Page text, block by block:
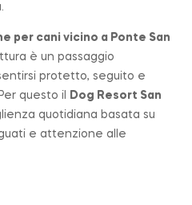
per cani vicino a Ponte San
è un passaggio
protetto, seguito e
questo il
Dog Resort San
quotidiana basata su
e attenzione alle